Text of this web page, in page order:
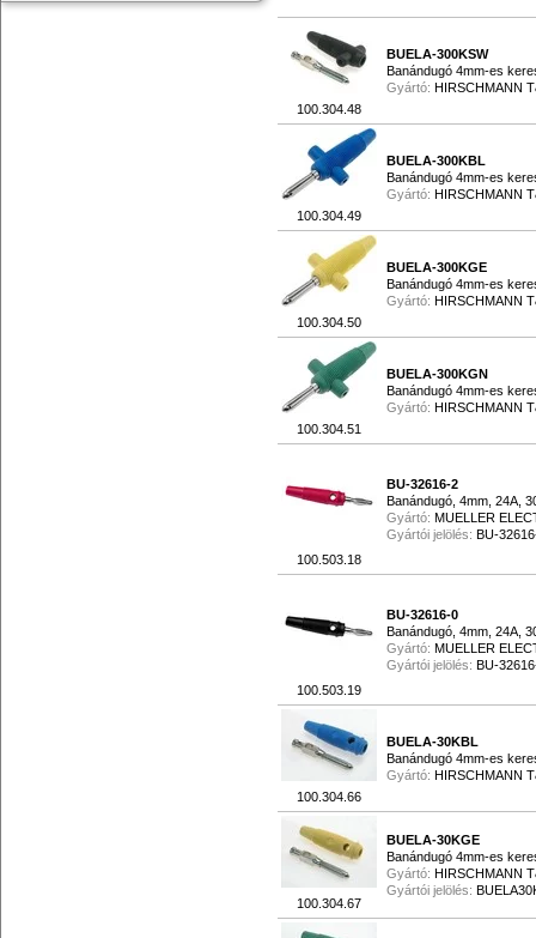
100.304.48
BUELA-300KSW
Banándugó 4mm-es
Gyártó: HIRSCHMANN
100.304.49
BUELA-300KBL
Banándugó 4mm-es
Gyártó: HIRSCHMANN
100.304.50
BUELA-300KGE
Banándugó 4mm-es
Gyártó: HIRSCHMANN
100.304.51
BUELA-300KGN
Banándugó 4mm-es
Gyártó: HIRSCHMANN
100.503.18
BU-32616-2
Banándugó, 4mm, 24A,
Gyártó: MUELLER
Gyártói jelölés: BU-
100.503.19
BU-32616-0
Banándugó, 4mm, 24A,
Gyártó: MUELLER
Gyártói jelölés: BU-
100.304.66
BUELA-30KBL
Banándugó 4mm-es
Gyártó: HIRSCHMANN
100.304.67
BUELA-30KGE
Banándugó 4mm-es
Gyártó: HIRSCHMANN
Gyártói jelölés: